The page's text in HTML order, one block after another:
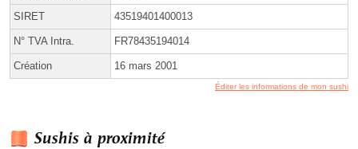
SIRET 43519401400013
N° TVA Intra. FR78435194014
Création 16 mars 2001
Éditer les informations de mon sushi
Sushis à proximité